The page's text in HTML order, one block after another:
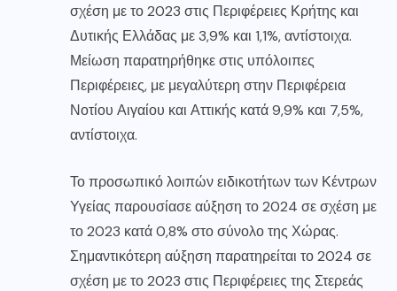
σχέση με το 2023 στις Περιφέρειες Κρήτης και
Δυτικής Ελλάδας με 3,9% και 1,1%, αντίστοιχα.
Μείωση παρατηρήθηκε στις υπόλοιπες
Περιφέρειες, με μεγαλύτερη στην Περιφέρεια
Νοτίου Αιγαίου και Αττικής κατά 9,9% και 7,5%,
αντίστοιχα.
Το προσωπικό λοιπών ειδικοτήτων των Κέντρων
Υγείας παρουσίασε αύξηση το 2024 σε σχέση με
το 2023 κατά 0,8% στο σύνολο της Χώρας.
Σημαντικότερη αύξηση παρατηρείται το 2024 σε
σχέση με το 2023 στις Περιφέρειες της Στερεάς